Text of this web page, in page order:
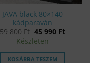
JAVA black 80×140
kádparaván
59 800Ft Original
price
was:
59
800 Ft.
45 990 Ft
price
45
Készleten
KOSÁRBA TESZEM